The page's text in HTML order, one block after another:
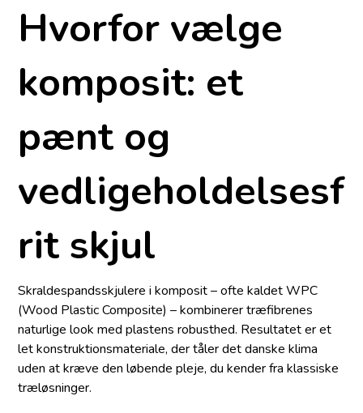
Hvorfor vælge
komposit: et
pænt og
vedligeholdelsesf
rit skjul
Skraldespandsskjulere i komposit – ofte kaldet WPC
(Wood Plastic Composite) – kombinerer træfibrenes
naturlige look med plastens robusthed. Resultatet er et
let konstruk­tions­materiale, der tåler det danske klima
uden at kræve den løbende pleje, du kender fra klassiske
træløsninger.